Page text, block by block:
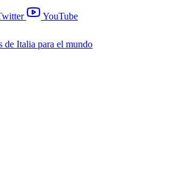
YouTube
de Italia para el mundo